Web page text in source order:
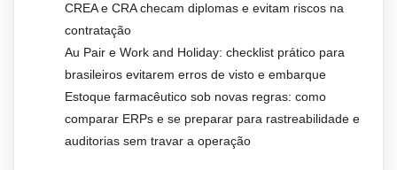
CREA e CRA checam diplomas e evitam riscos na
contratação
Au Pair e Work and Holiday: checklist prático para
brasileiros evitarem erros de visto e embarque
Estoque farmacêutico sob novas regras: como
comparar ERPs e se preparar para rastreabilidade e
auditorias sem travar a operação